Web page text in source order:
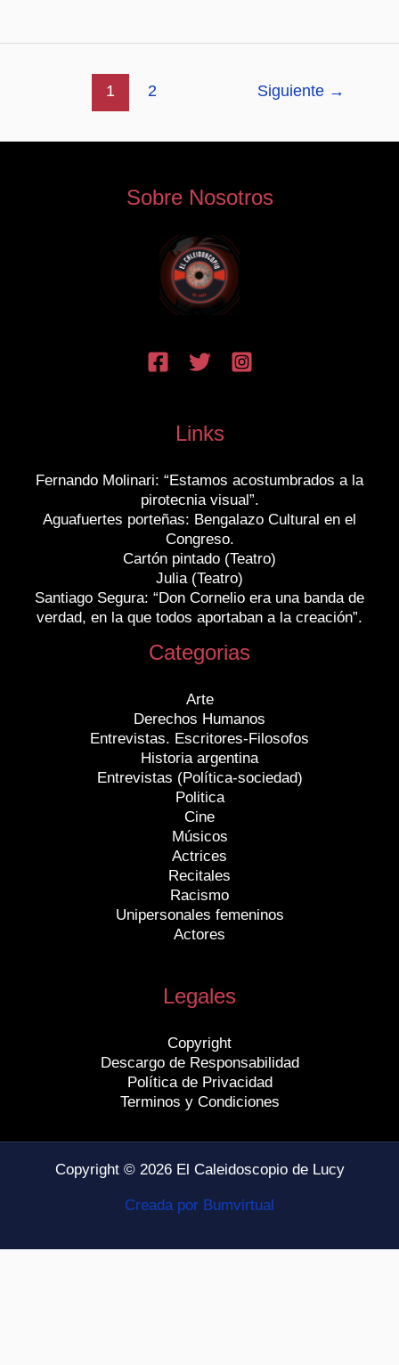
1 2 Siguiente →
Sobre Nosotros
Links
Fernando Molinari: “Estamos acostumbrados a la
pirotecnia visual”.
Aguafuertes porteñas: Bengalazo Cultural en el
Congreso.
Cartón pintado (Teatro)
Julia (Teatro)
Santiago Segura: “Don Cornelio era una banda de
verdad, en la que todos aportaban a la creación”.
Categorias
Arte
Derechos Humanos
Entrevistas. Escritores-Filosofos
Historia argentina
Entrevistas (Política-sociedad)
Politica
Cine
Músicos
Actrices
Recitales
Racismo
Unipersonales femeninos
Actores
Legales
Copyright
Descargo de Responsabilidad
Política de Privacidad
Terminos y Condiciones
Copyright © 2026 El Caleidoscopio de Lucy
Creada por Bumvirtual